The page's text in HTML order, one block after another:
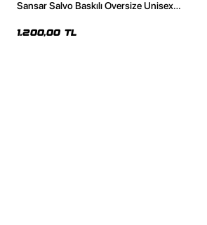
Sansar Salvo Baskılı Oversize Unisex
1.200,00 TL